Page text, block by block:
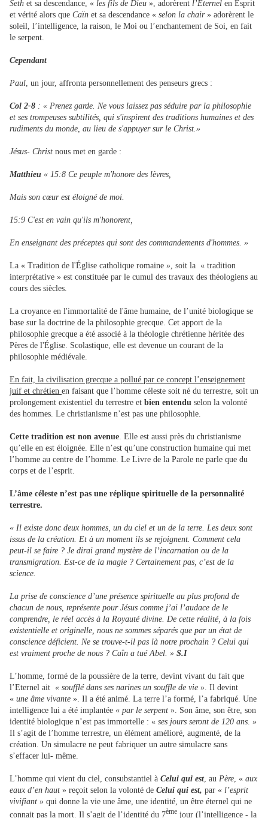
Seth et sa descendance, « les fils de Dieu », adorèrent l’Éternel en Esprit
et vérité alors que Caïn et sa descendance « selon la chair» adorèrent le
soleil, l’intelligence, la raison, le Moi ou l’enchantement de Soi, en fait
le serpent.
Cependant
Paul, un jour, affronta personnellement des penseurs grecs :
Col 2-8 : « Prenez garde. Ne vous laissez pas séduire par la philosophie
et ses trompeuses subtilités, qui s'inspirent des traditions humaines et des
rudiments du monde, au lieu de s'appuyer sur le Christ.»
Jésus- Christ nous met en garde :
Matthieu « 15:8 Ce peuple m'honore des lèvres,
Mais son cœur est éloigné de moi.
15:9 C'est en vain qu'ils m'honorent,
En enseignant des préceptes qui sont des commandements d'hommes. »
La « Tradition de l'Église catholique romaine », soit la « tradition
interprétative » est constituée par le cumul des travaux des théologiens au
cours des siècles.
La croyance en l'immortalité de l'âme humaine, de l’unité biologique se
base sur la doctrine de la philosophie grecque. Cet apport de la
philosophie grecque a été associé à la théologie chrétienne héritée des
Pères de l'Église. Scolastique, elle est devenue un courant de la
philosophie médiévale.
En fait, la civilisation grecque a pollué par ce concept l’enseignement
juif et chrétien en faisant que l’homme céleste soit né du terrestre, soit un
prolongement existentiel du terrestre et bien entendu selon la volonté
des hommes. Le christianisme n’est pas une philosophie.
Cette tradition est non avenue. Elle est aussi près du christianisme
qu’elle en est éloignée. Elle n’est qu’une construction humaine qui met
l’homme au centre de l’homme. Le Livre de la Parole ne parle que du
corps et de l’esprit.
L’âme céleste n’est pas une réplique spirituelle de la personnalité
terrestre.
« Il existe donc deux hommes, un du ciel et un de la terre. Les deux sont
issus de la création. Et à un moment ils se rejoignent. Comment cela
peut-il se faire ? Je dirai grand mystère de l’incarnation ou de la
transmigration. Est-ce de la magie ? Certainement pas, c’est de la
science.
La prise de conscience d’une présence spirituelle au plus profond de
chacun de nous, représente pour Jésus comme j’ai l’audace de le
comprendre, le réel accès à la Royauté divine. De cette réalité, à la fois
existentielle et originelle, nous ne sommes séparés que par un état de
conscience déficient. Ne se trouve-t-il pas là notre prochain ? Celui qui
est vraiment proche de nous ? Caïn a tué Abel. » S.I
L’homme, formé de la poussière de la terre, devint vivant du fait que
l’Eternel ait « soufflé dans ses narines un souffle de vie ». Il devint
« une âme vivante ». Il a été animé. La terre l’a formé, l’a fabriqué. Une
intelligence lui a été implantée « par le serpent ». Son âme, son être, son
identité biologique n’est pas immortelle : « ses jours seront de 120 ans. »
Il s’agit de l’homme terrestre, un élément amélioré, augmenté, de la
création. Un simulacre ne peut fabriquer un autre simulacre sans
s’effacer lui- même.
L’homme qui vient du ciel, consubstantiel à Celui qui est, au Père, « aux
eaux d’en haut » reçoit selon la volonté de Celui qui est, par « l’esprit
vivifiant » qui donne la vie une âme, une identité, un être éternel qui ne
connait pas la mort. Il s’agit de l’identité du 7ème jour (l’intelligence - la